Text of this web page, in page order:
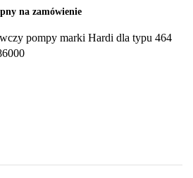
na zamówienie
pompy marki Hardi dla typu 464